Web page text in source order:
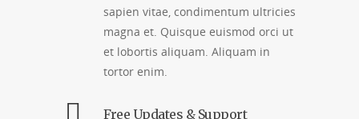
sapien vitae, condimentum ultricies
magna et. Quisque euismod orci ut
et lobortis aliquam. Aliquam in
tortor enim.
Free Updates & Support